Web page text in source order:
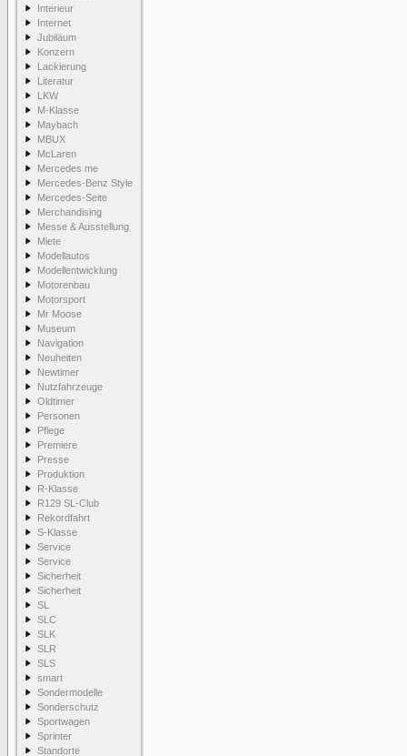
Interieur
Internet
Jubiläum
Konzern
Lackierung
Literatur
LKW
M-Klasse
Maybach
MBUX
McLaren
Mercedes me
Mercedes-Benz Style
Mercedes-Seite
Merchandising
Messe & Ausstellung
Miete
Modellautos
Modellentwicklung
Motorenbau
Motorsport
Mr Moose
Museum
Navigation
Neuheiten
Newtimer
Nutzfahrzeuge
Oldtimer
Personen
Pflege
Premiere
Presse
Produktion
R-Klasse
R129 SL-Club
Rekordfahrt
S-Klasse
Service
Service
Sicherheit
Sicherheit
SL
SLC
SLK
SLR
SLS
smart
Sondermodelle
Sonderschutz
Sportwagen
Sprinter
Standorte